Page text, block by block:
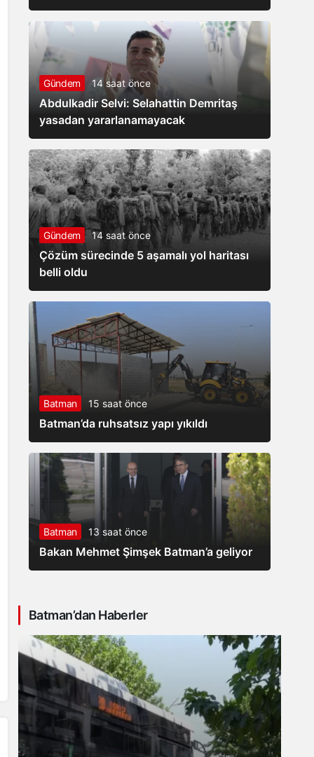
Gündem 14 saat önce
Abdulkadir Selvi: Selahattin Demritaş
yasadan yararlanamayacak
Gündem 14 saat önce
Çözüm sürecinde 5 aşamalı yol haritası
belli oldu
Batman 15 saat önce
Batman’da ruhsatsız yapı yıkıldı
Batman 13 saat önce
Bakan Mehmet Şimşek Batman’a geliyor
Batman’dan Haberler